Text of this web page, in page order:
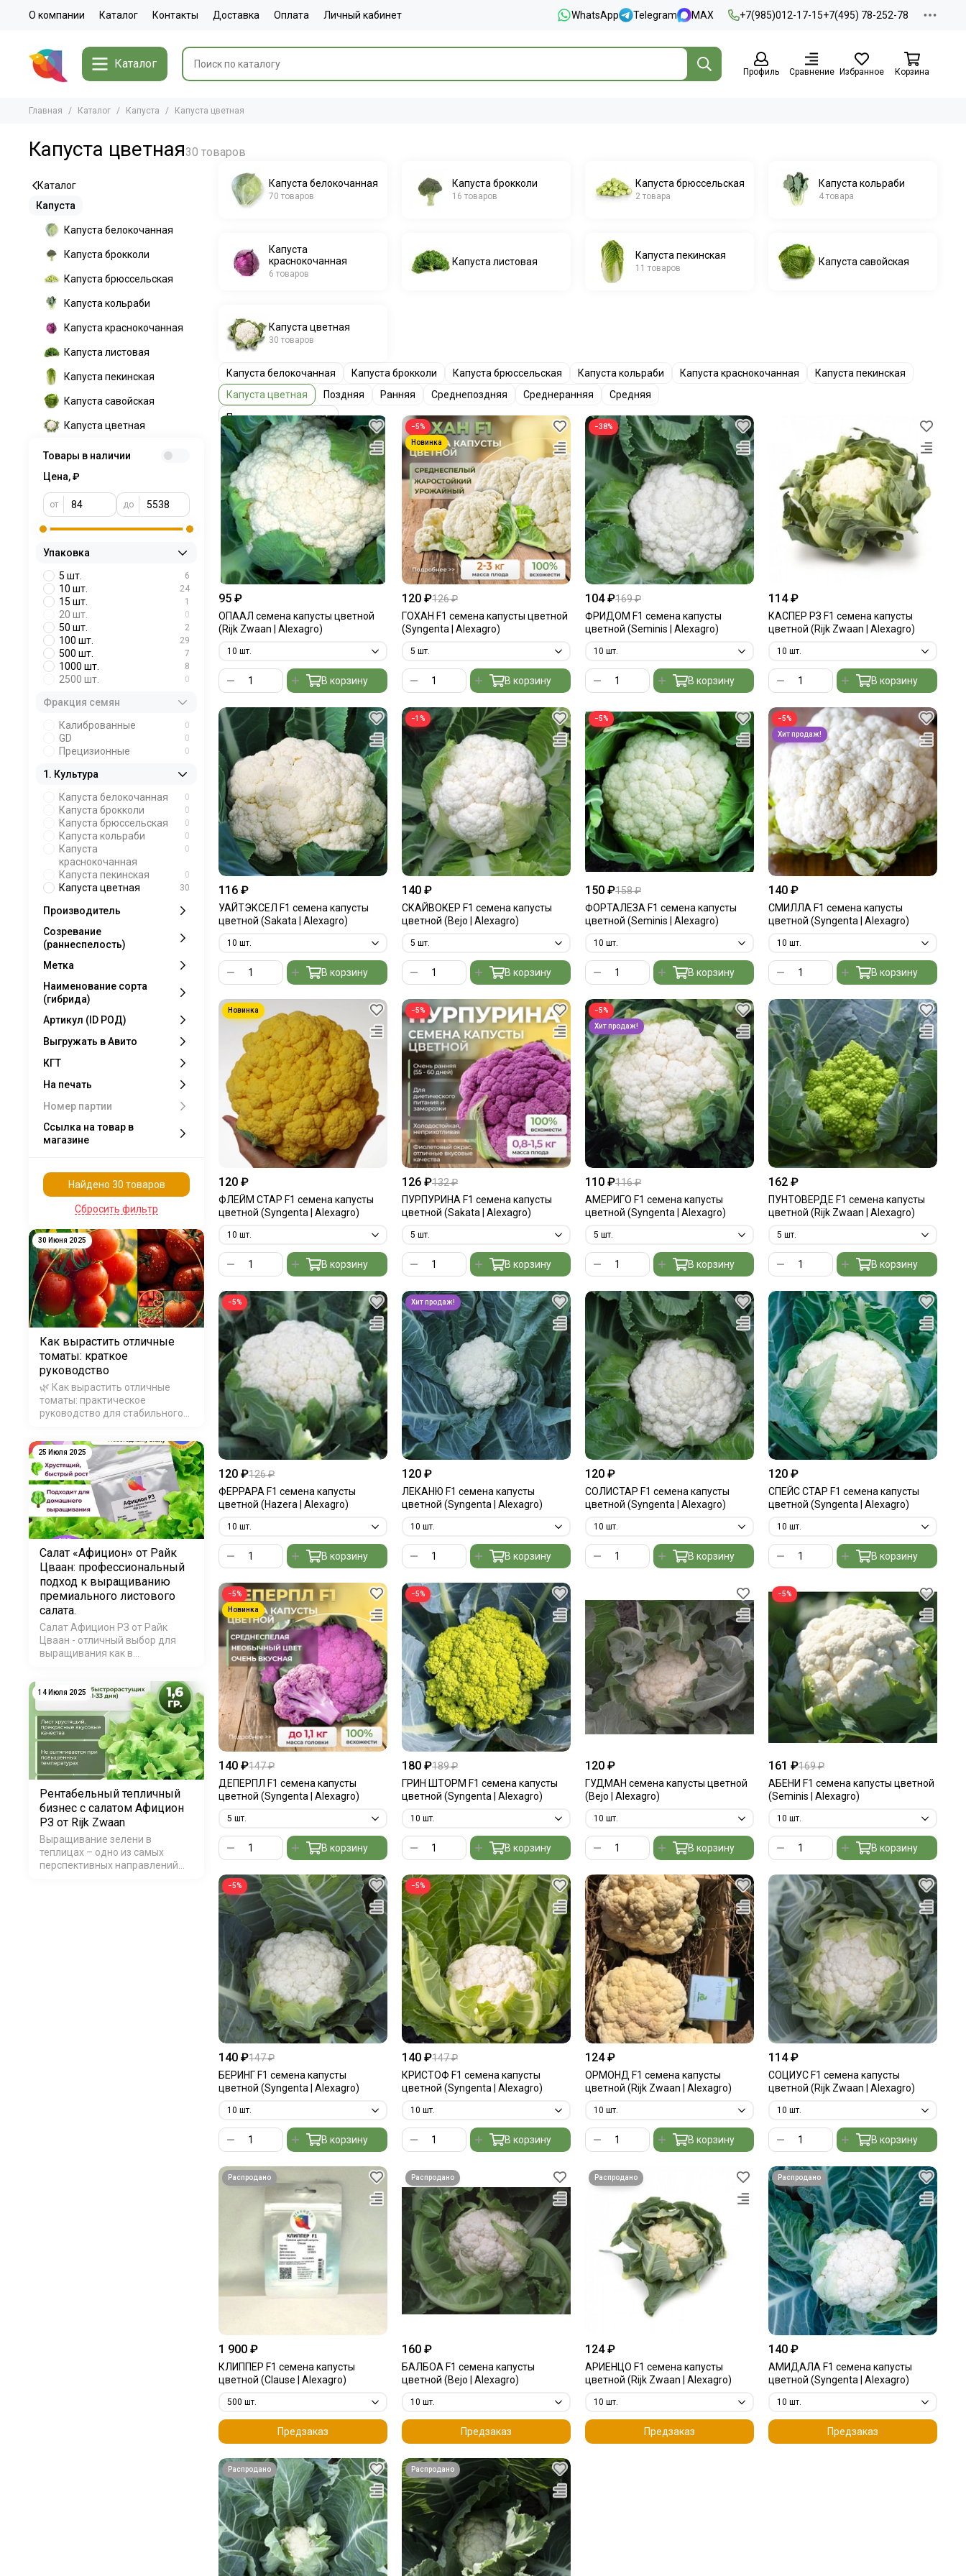
О компании Каталог Контакты Доставка Оплата Личный кабинет WhatsApp Telegram MAX +7(985)012-17-15+7(495) 78-252-78
Каталог
Профиль Сравнение Избранное Корзина
Главная Каталог Капуста Капуста цветная
Капуста цветная
Капуста белокочанная
70 товаров
Капуста брокколи
16 товаров
Капуста брюссельская
2 товара
Капуста кольраби
4 товара
Капуста
краснокочанная
6 товаров
Капуста листовая
Капуста пекинская
11 товаров
Капуста савойская
Капуста цветная
30 товаров
Капуста белокочанная Капуста брокколи Капуста брюссельская Капуста кольраби Капуста краснокочанная
Капуста пекинская
Капуста цветная
Поздняя Ранняя Среднепоздняя Среднеранняя Средняя
95 ₽
ОПААЛ семена капусты цветной
(Rijk Zwaan | Alexagro)
В корзину
−5%
120 ₽126 ₽
ГОХАН F1 семена капусты цветной
(Syngenta | Alexagro)
В корзину
−38%
104 ₽169 ₽
ФРИДОМ F1 семена капусты
цветной (Seminis | Alexagro)
В корзину
114 ₽
КАСПЕР РЗ F1 семена капусты
цветной (Rijk Zwaan | Alexagro)
В корзину
116 ₽
УАЙТЭКСЕЛ F1 семена капусты
цветной (Sakata | Alexagro)
В корзину
−1%
140 ₽
СКАЙВОКЕР F1 семена капусты
цветной (Bejo | Alexagro)
В корзину
−5%
150 ₽158 ₽
ФОРТАЛЕЗА F1 семена капусты
цветной (Seminis | Alexagro)
В корзину
−5%
140 ₽
СМИЛЛА F1 семена капусты
цветной (Syngenta | Alexagro)
В корзину
120 ₽
ФЛЕЙМ СТАР F1 семена капусты
цветной (Syngenta | Alexagro)
В корзину
−5%
126 ₽132 ₽
ПУРПУРИНА F1 семена капусты
цветной (Sakata | Alexagro)
В корзину
−5%
110 ₽116 ₽
АМЕРИГО F1 семена капусты
цветной (Syngenta | Alexagro)
В корзину
162 ₽
ПУНТОВЕРДЕ F1 семена капусты
цветной (Rijk Zwaan | Alexagro)
В корзину
−5%
120 ₽126 ₽
ФЕРРАРА F1 семена капусты
цветной (Hazera | Alexagro)
В корзину
120 ₽
ЛЕКАНЮ F1 семена капусты
цветной (Syngenta | Alexagro)
В корзину
120 ₽
СОЛИСТАР F1 семена капусты
цветной (Syngenta | Alexagro)
В корзину
120 ₽
СПЕЙС СТАР F1 семена капусты
цветной (Syngenta | Alexagro)
В корзину
−5%
140 ₽147 ₽
ДЕПЕРПЛ F1 семена капусты
цветной (Syngenta | Alexagro)
В корзину
−5%
180 ₽189 ₽
ГРИН ШТОРМ F1 семена капусты
цветной (Syngenta | Alexagro)
В корзину
120 ₽
ГУДМАН семена капусты цветной
(Bejo | Alexagro)
В корзину
−5%
161 ₽169 ₽
АБЕНИ F1 семена капусты цветной
(Seminis | Alexagro)
В корзину
−5%
140 ₽147 ₽
БЕРИНГ F1 семена капусты
цветной (Syngenta | Alexagro)
В корзину
−5%
140 ₽147 ₽
КРИСТОФ F1 семена капусты
цветной (Syngenta | Alexagro)
В корзину
124 ₽
ОРМОНД F1 семена капусты
цветной (Rijk Zwaan | Alexagro)
В корзину
114 ₽
СОЦИУС F1 семена капусты
цветной (Rijk Zwaan | Alexagro)
В корзину
1 900 ₽
КЛИППЕР F1 семена капусты
цветной (Clause | Alexagro)
Предзаказ
160 ₽
БАЛБОА F1 семена капусты
цветной (Bejo | Alexagro)
Предзаказ
124 ₽
АРИЕНЦО F1 семена капусты
цветной (Rijk Zwaan | Alexagro)
Предзаказ
140 ₽
АМИДАЛА F1 семена капусты
цветной (Syngenta | Alexagro)
Предзаказ
Каталог
Капуста
Капуста белокочанная
Капуста брокколи
Капуста брюссельская
Капуста кольраби
Капуста краснокочанная
Капуста листовая
Капуста пекинская
Капуста савойская
Капуста цветная
Товары в наличии
Цена, ₽
от до
Упаковка
5 шт.
6
10 шт. 24
15 шт. 1
20 шт. 0
50 шт. 2
100 шт. 29
500 шт. 7
1000 шт. 8
2500 шт. 0
Фракция семян
Калиброванные
0
GD 0
Прецизионные 0
1. Культура
Капуста белокочанная
0
Капуста брокколи 0
Капуста брюссельская 0
Капуста кольраби 0
Капуста
краснокочанная
0
Капуста пекинская 0
Капуста цветная 30
Производитель
Созревание
(раннеспелость)
Метка
Наименование сорта
(гибрида)
Артикул (ID РОД)
Выгружать в Авито
КГТ
На печать
Номер партии
Ссылка на товар в
магазине
Найдено 30 товаров
Сбросить фильтр
30 Июня 2025
Как вырастить отличные
томаты: краткое
руководство
🌿 Как вырастить отличные
томаты: практическое
руководство для стабильного
качественные, вкусные и
устойчивые к болезням
томаты? В этой статье вы
узнаете, как правильно
выбрать гибрид, вырастить
здоровую расса…
25 Июля 2025
Салат «Афицион» от Райк
Цваан: профессиональный
подход к выращиванию
премиального листового
салата.
Салат Афицион РЗ от Райк
Цваан - отличный выбор для
выращивания как в
и на приусадебном участке.
Благодаря своим уникальным
свойствам и устойчивости к
различным стрессовым
факторам, этот сорт
обеспечивает…
14 Июля 2025
Рентабельный тепличный
бизнес с салатом Афицион
РЗ от Rijk Zwaan
Выращивание зелени в
теплицах – одно из самых
перспективных направлений